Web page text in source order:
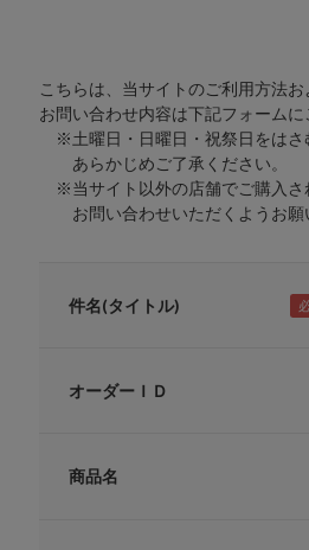
こちらは、当サイトのご利用方法
お問い合わせ内容は下記フォームに
※土曜日・日曜日・祝祭日をはさ
あらかじめご了承ください。
※当サイト以外の店舗でご購入さ
お問い合わせいただくようお願
件名(タイトル)
オーダーＩＤ
商品名